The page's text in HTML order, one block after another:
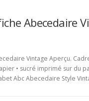
Abecedaire
Vintage Aperçu.
• sucré imprimé sur du
Abc Abecedaire Style